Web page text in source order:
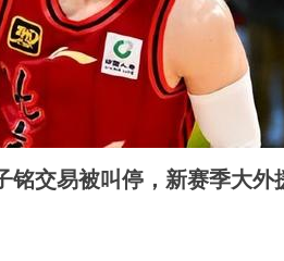
铭交易被叫停，新赛季大外